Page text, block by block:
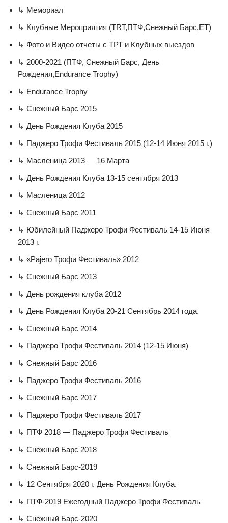
↳ Мемориал
↳ Клубные Мероприятия (TRT,ПТФ,Снежный Барс,ET)
↳ Фото и Видео отчеты с ТРТ и Клубных выездов
↳ 2000-2021 (ПТФ, Снежный Барс, День
Рождения,Endurance Trophy)
↳ Endurance Trophy
↳ Снежный Барс 2015
↳ День Рождения Клуба 2015
↳ Паджеро Трофи Фестиваль 2015 (12-14 Июня 2015 г.)
↳ Масленица 2013 — 16 Марта
↳ День Рождения Клуба 13-15 сентября 2013
↳ Масленица 2012
↳ Снежный Барс 2011
↳ Юбилейный Паджеро Трофи Фестиваль 14-15 Июня
2013 г.
↳ «Pajero Трофи Фестиваль» 2012
↳ Снежный Барс 2013
↳ День рождения клуба 2012
↳ День Рождения Клуба 20-21 Сентябрь 2014 года.
↳ Снежный Барс 2014
↳ Паджеро Трофи Фестиваль 2014 (12-15 Июня)
↳ Снежный Барс 2016
↳ Паджеро Трофи Фестиваль 2016
↳ Снежный Барс 2017
↳ Паджеро Трофи Фестиваль 2017
↳ ПТФ 2018 — Паджеро Трофи Фестиваль
↳ Снежный Барс 2018
↳ Снежный Барс-2019
↳ 12 Сентября 2020 г. День Рождения Клуба.
↳ ПТФ-2019 Ежегодный Паджеро Трофи Фестиваль
↳ Снежный Барс-2020